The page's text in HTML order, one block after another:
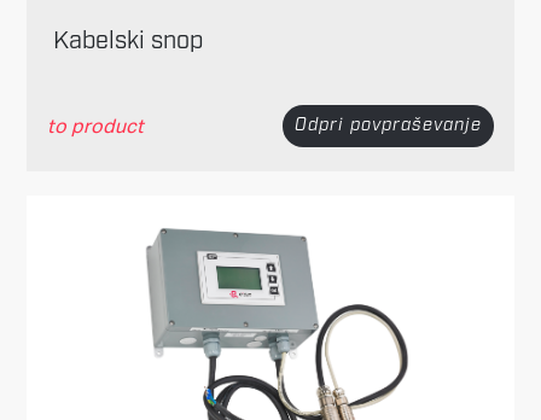
Kabelski snop
to product Odpri povpraševanje